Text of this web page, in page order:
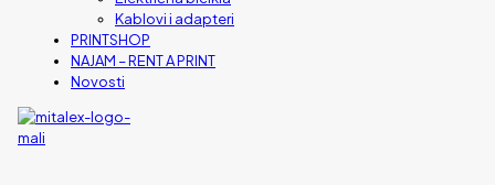
Kablovi i adapteri
PRINTSHOP
NAJAM – RENT A PRINT
Novosti